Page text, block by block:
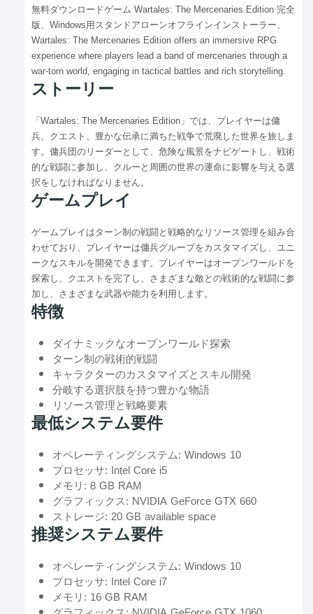
無料ダウンロードゲーム Wartales: The Mercenaries Edition 完全
版、Windows用スタンドアローンオフラインインストーラー、
Wartales: The Mercenaries Edition offers an immersive RPG
experience where players lead a band of mercenaries through a
war-torn world, engaging in tactical battles and rich storytelling.
ストーリー
「Wartales: The Mercenaries Edition」では、プレイヤーは傭
兵、クエスト、豊かな伝承に満ちた戦争で荒廃した世界を旅しま
す。傭兵団のリーダーとして、危険な風景をナビゲートし、戦術
的な戦闘に参加し、クルーと周囲の世界の運命に影響を与える選
択をしなければなりません。
ゲームプレイ
ゲームプレイはターン制の戦闘と戦略的なリソース管理を組み合
わせており、プレイヤーは傭兵グループをカスタマイズし、ユニ
ークなスキルを開発できます。プレイヤーはオープンワールドを
探索し、クエストを完了し、さまざまな敵との戦術的な戦闘に参
加し、さまざまな武器や能力を利用します。
特徴
ダイナミックなオープンワールド探索
ターン制の戦術的戦闘
キャラクターのカスタマイズとスキル開発
分岐する選択肢を持つ豊かな物語
リソース管理と戦略要素
最低システム要件
オペレーティングシステム: Windows 10
プロセッサ: Intel Core i5
メモリ: 8 GB RAM
グラフィックス: NVIDIA GeForce GTX 660
ストレージ: 20 GB available space
推奨システム要件
オペレーティングシステム: Windows 10
プロセッサ: Intel Core i7
メモリ: 16 GB RAM